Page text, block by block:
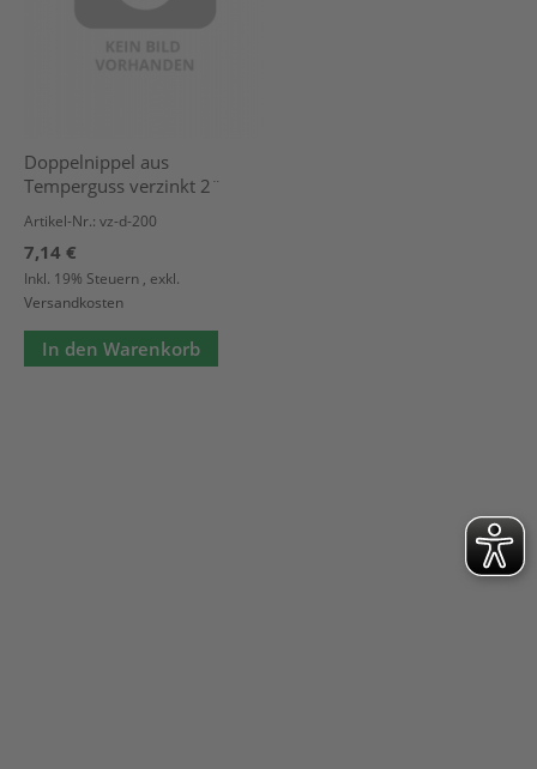
Doppelnippel aus
Temperguss verzinkt 2¨
Artikel-Nr.: vz-d-200
7,14 €
Inkl. 19% Steuern , exkl.
Versandkosten
In den Warenkorb